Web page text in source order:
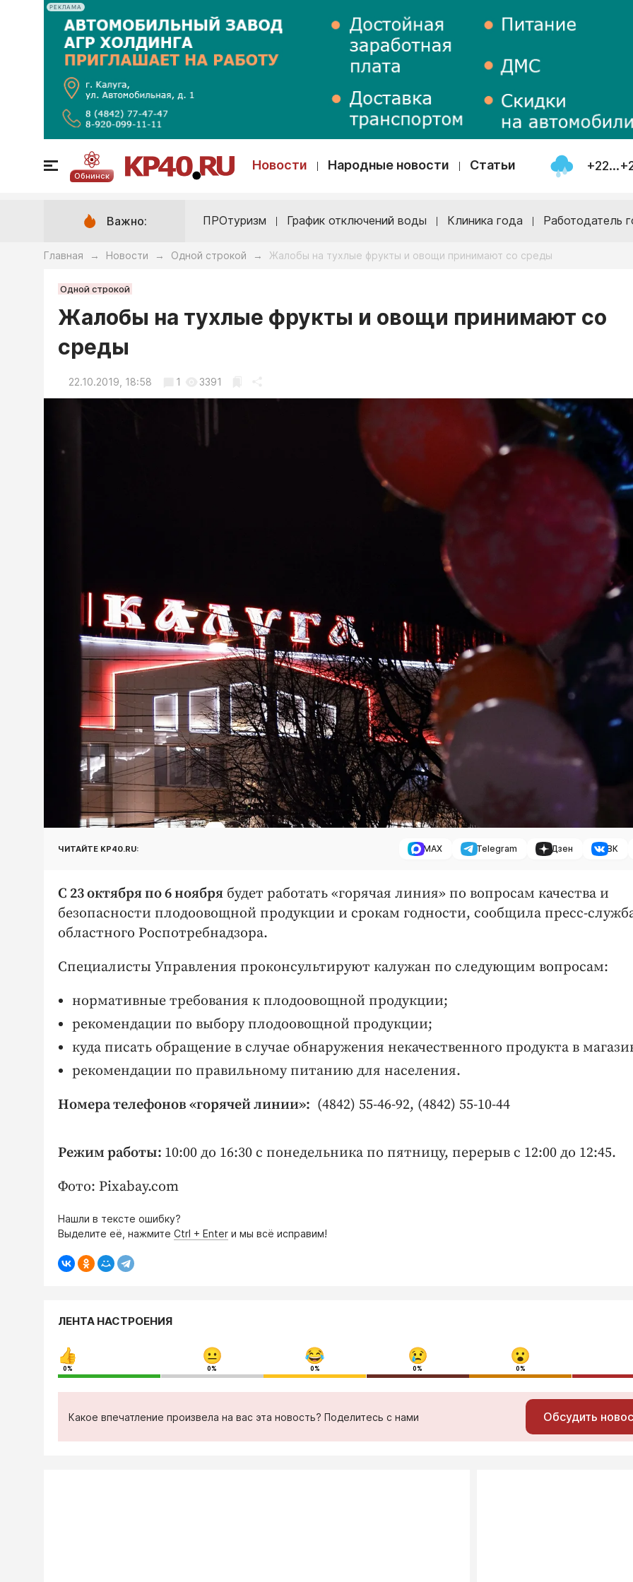
РЕКЛАМА
Обнинск
Новости Народные новости Статьи
Важно: ПРОтуризм График отключений воды Клиника года Работодатель
Главная → Новости → Одной строкой → Жалобы на тухлые фрукты и овощи принимают со среды
Одной строкой
Жалобы на тухлые фрукты и овощи принимают со
среды
22.10.2019, 18:58 1 3391
ЧИТАЙТЕ KP40.RU: MAX Telegram Дзен ВК
С 23 октября по 6 ноября будет работать «горячая линия» по вопросам качества и
безопасности плодоовощной продукции и срокам годности, сообщила пресс-
областного Роспотребнадзора.
Специалисты Управления проконсультируют калужан по следующим вопросам:
нормативные требования к плодоовощной продукции;
рекомендации по выбору плодоовощной продукции;
куда писать обращение в случае обнаружения некачественного продукта в
рекомендации по правильному питанию для населения.
Номера телефонов «горячей линии»: (4842) 55-46-92, (4842) 55-10-44
Режим работы: 10:00 до 16:30 с понедельника по пятницу, перерыв с 12:00 до 12:45.
Фото: Pixabay.com
Нашли в тексте ошибку?
Выделите её, нажмите Ctrl + Enter и мы всё исправим!
ЛЕНТА НАСТРОЕНИЯ
0% 0% 0% 0% 0%
Какое впечатление произвела на вас эта новость? Поделитесь с нами Обсудить